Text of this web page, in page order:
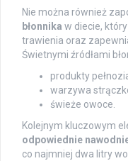
Nie można również
błonnika w diecie,
trawienia oraz
Świetnymi źródłami
produkty
warzywa
świeże owoce.
Kolejnym kluczowym
odpowiednie
co najmniej dwa litry